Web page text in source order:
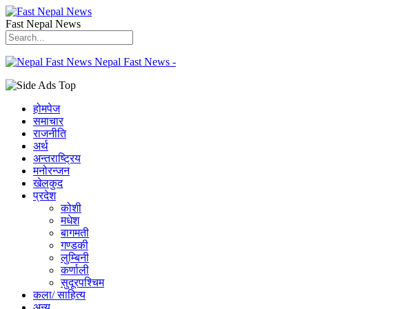
Fast Nepal News
Nepal Fast News -
होमपेज
समाचार
राजनीति
अर्थ
अन्तराष्ट्रिय
मनोरन्जन
खेलकुद
प्रदेश
कोशी
मधेश
बागमती
गण्डकी
लुम्बिनी
कर्णाली
सुदूरपश्चिम
कला/ साहित्य